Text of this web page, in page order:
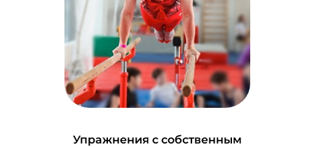
Упражнения с собственным